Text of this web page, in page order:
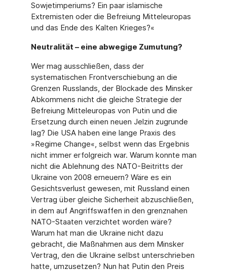
Sowjetimperiums? Ein paar islamische
Extremisten oder die Befreiung Mitteleuropas
und das Ende des Kalten Krieges?«
Neutralität – eine abwegige Zumutung?
Wer mag ausschließen, dass der
systematischen Frontverschiebung an die
Grenzen Russlands, der Blockade des Minsker
Abkommens nicht die gleiche Strategie der
Befreiung Mitteleuropas von Putin und die
Ersetzung durch einen neuen Jelzin zugrunde
lag? Die USA haben eine lange Praxis des
»Regime Change«, selbst wenn das Ergebnis
nicht immer erfolgreich war. Warum konnte man
nicht die Ablehnung des NATO-Beitritts der
Ukraine von 2008 erneuern? Wäre es ein
Gesichtsverlust gewesen, mit Russland einen
Vertrag über gleiche Sicherheit abzuschließen,
in dem auf Angriffswaffen in den grenznahen
NATO-Staaten verzichtet worden wäre?
Warum hat man die Ukraine nicht dazu
gebracht, die Maßnahmen aus dem Minsker
Vertrag, den die Ukraine selbst unterschrieben
hatte, umzusetzen? Nun hat Putin den Preis